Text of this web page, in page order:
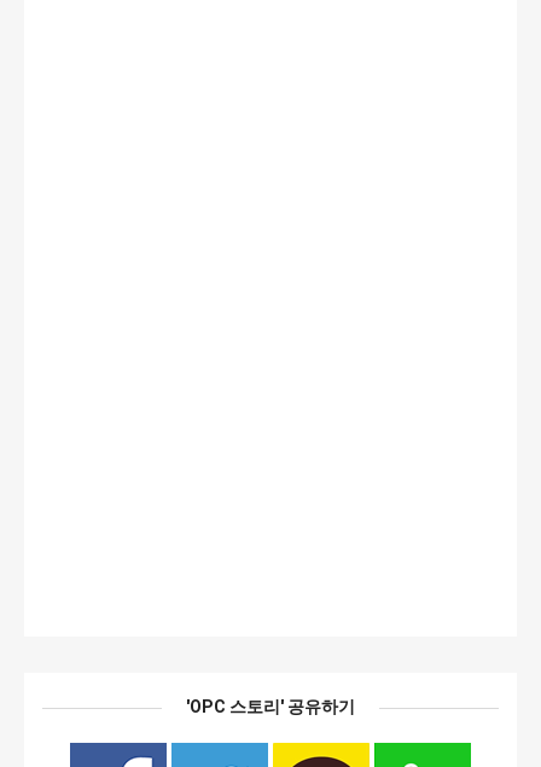
'OPC 스토리' 공유하기